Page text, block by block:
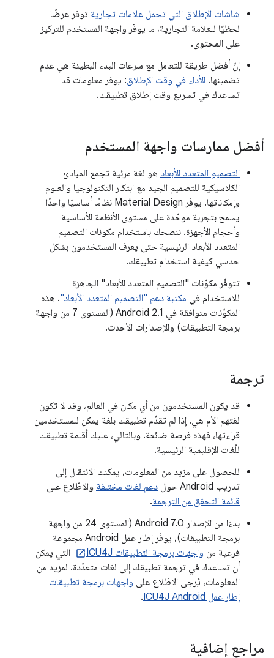
شاشات الإطلاق التي تحمل علامات تجارية توفر عرضًا
لحظيًا للعلامة التجارية، ما يوفّر واجهة المستخدم للتركيز
على المحتوى.
إنّ أفضل طريقة للتعامل مع سرعات البدء البطيئة هي عدم
تضمينها. الأداء في وقت الإطلاق: يوفر معلومات قد
تساعدك في تسريع وقت إطلاق تطبيقك.
أفضل ممارسات واجهة المستخدم
التصميم المتعدد الأبعاد هو لغة مرئية تجمع المبادئ
الكلاسيكية للتصميم الجيد مع ابتكار التكنولوجيا والعلوم
وإمكاناتها. يوفّر Material Design نظامًا أساسيًا واحدًا
يسمح بتجربة موحّدة على مستوى الأنظمة الأساسية
وأحجام الأجهزة. ننصحك باستخدام مكونات التصميم
المتعدد الأبعاد الرئيسية حتى يعرف المستخدمون بشكل
حدسي كيفية استخدام تطبيقك.
تتوفّر مكوّنات "التصميم المتعدد الأبعاد" الجاهزة
للاستخدام في مكتبة دعم "التصميم المتعدد الأبعاد". هذه
المكوّنات متوافقة في Android 2.1 (المستوى 7 من واجهة
برمجة التطبيقات) والإصدارات الأحدث.
ترجمة
قد يكون المستخدمون من أي مكان في العالم، وقد لا تكون
لغتهم الأم هي. إذا لم تقدِّم تطبيقك بلغة يمكن للمستخدمين
قراءتها، فهذه فرصة ضائعة. وبالتالي، عليك أقلمة تطبيقك
للّغات الإقليمية الرئيسية.
للحصول على مزيد من المعلومات، يمكنك الانتقال إلى
تدريب Android حول
دعم لغات مختلفة والاطّلاع على
قائمة التحقق من الترجمة.
بدءًا من الإصدار Android 7.0 (المستوى 24 من واجهة
برمجة التطبيقات)، يوفّر إطار عمل Android مجموعة
فرعية من واجهات برمجة التطبيقات ICU4J
التي يمكن
أن تساعدك في ترجمة تطبيقك إلى لغات متعدّدة. لمزيد من
المعلومات، يُرجى الاطّلاع على واجهات برمجة تطبيقات
إطار عمل ICU4J Android
.
مراجع إضافية